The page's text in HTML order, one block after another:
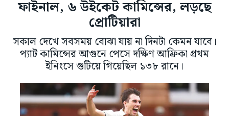
ফাইনাল, ৬ উইকেট কামিন্সের, লড়ছে
প্রোটিয়ারা
সকাল দেখে সবসময় বোঝা যায় না দিনটা কেমন যাবে।
প্যাট কামিন্সের আগুনে পেসে দক্ষিণ আফ্রিকা প্রথম
ইনিংসে গুটিয়ে গিয়েছিল ১৩৮ রানে।